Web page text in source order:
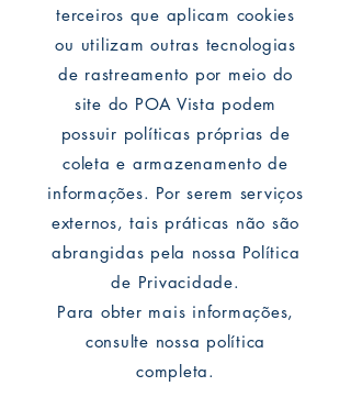
terceiros que aplicam cookies
ou utilizam outras tecnologias
de rastreamento por meio do
site do POA Vista podem
possuir políticas próprias de
coleta e armazenamento de
informações. Por serem serviços
externos, tais práticas não são
abrangidas pela nossa Política
de Privacidade.
Para obter mais informações,
consulte nossa política
completa.